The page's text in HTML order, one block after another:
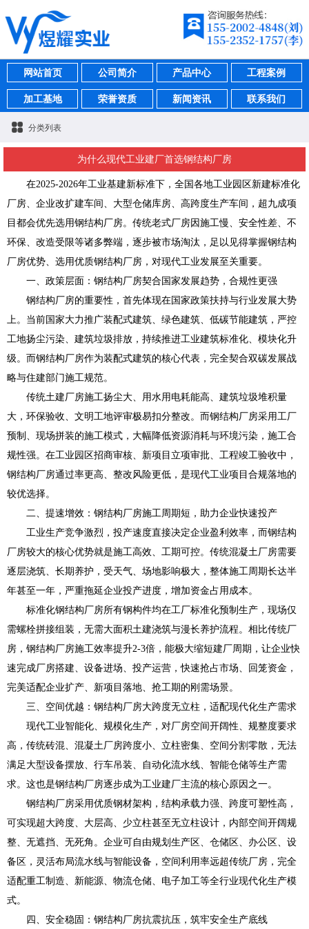
网站首页 公司简介 产品中心 工程案例
加工基地 荣誉资质 新闻资讯 联系我们
分类列表
为什么现代工业建厂首选钢结构厂房
在2025-2026年工业基建新标准下，全国各地工业园区新建标准化
厂房、企业改扩建车间、大型仓储库房、高跨度生产车间，超九成项
目都会优先选用钢结构厂房。传统老式厂房因施工慢、安全性差、不
环保、改造受限等诸多弊端，逐步被市场淘汰，足以见得掌握钢结构
厂房优势、选用优质钢结构厂房，对现代工业发展至关重要。
一、政策层面：钢结构厂房契合国家发展趋势，合规性更强
钢结构厂房的重要性，首先体现在国家政策扶持与行业发展大势
上。当前国家大力推广装配式建筑、绿色建筑、低碳节能建筑，严控
工地扬尘污染、建筑垃圾排放，持续推进工业建筑标准化、模块化升
级。而钢结构厂房作为装配式建筑的核心代表，完全契合双碳发展战
略与住建部门施工规范。
传统土建厂房施工扬尘大、用水用电耗能高、建筑垃圾堆积量
大，环保验收、文明工地评审极易扣分整改。而钢结构厂房采用工厂
预制、现场拼装的施工模式，大幅降低资源消耗与环境污染，施工合
规性强。在工业园区招商审核、新项目立项审批、工程竣工验收中，
钢结构厂房通过率更高、整改风险更低，是现代工业项目合规落地的
较优选择。
二、提速增效：钢结构厂房施工周期短，助力企业快速投产
工业生产竞争激烈，投产速度直接决定企业盈利效率，而钢结构
厂房较大的核心优势就是施工高效、工期可控。传统混凝土厂房需要
逐层浇筑、长期养护，受天气、场地影响极大，整体施工周期长达半
年甚至一年，严重拖延企业投产进度，增加资金占用成本。
标准化钢结构厂房所有钢构件均在工厂标准化预制生产，现场仅
需螺栓拼接组装，无需大面积土建浇筑与漫长养护流程。相比传统厂
房，钢结构厂房施工效率提升2-3倍，能极大缩短建厂周期，让企业快
速完成厂房搭建、设备进场、投产运营，快速抢占市场、回笼资金，
完美适配企业扩产、新项目落地、抢工期的刚需场景。
三、空间优越：钢结构厂房大跨度无立柱，适配现代化生产需求
现代工业智能化、规模化生产，对厂房空间开阔性、规整度要求
高，传统砖混、混凝土厂房跨度小、立柱密集、空间分割零散，无法
满足大型设备摆放、行车吊装、自动化流水线、智能仓储等生产需
求。这也是钢结构厂房逐步成为工业建厂主流的核心原因之一。
钢结构厂房采用优质钢材架构，结构承载力强、跨度可塑性高，
可实现超大跨度、大层高、少立柱甚至无立柱设计，内部空间开阔规
整、无遮挡、无死角。企业可自由规划生产区、仓储区、办公区、设
备区，灵活布局流水线与智能设备，空间利用率远超传统厂房，完全
适配重工制造、新能源、物流仓储、电子加工等全行业现代化生产模
式。
四、安全稳固：钢结构厂房抗震抗压，筑牢安全生产底线